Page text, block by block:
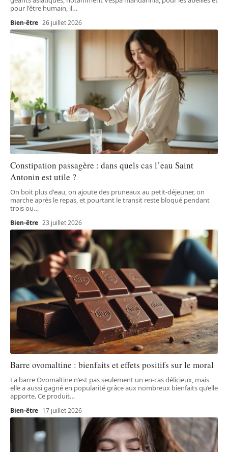
pour l'être humain, il…
Bien-être 26 juillet 2026
Constipation passagère : dans quels cas l’eau Saint
Antonin est utile ?
On boit plus d'eau, on ajoute des pruneaux au petit-déjeuner, on
marche après le repas, et pourtant le transit reste bloqué pendant
trois ou…
Bien-être 23 juillet 2026
Barre ovomaltine : bienfaits et effets positifs sur le moral
La barre Ovomaltine n’est pas seulement un en-cas délicieux, mais
elle a aussi gagné en popularité grâce aux nombreux bienfaits qu’elle
apporte. Ce produit…
Bien-être 17 juillet 2026